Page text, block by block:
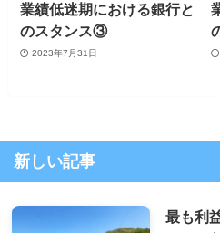
業績低迷期における銀行と
のスタンス③
2023年7月31日
新しい記事
最も利